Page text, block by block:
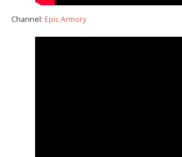
Channel: Epic Armory